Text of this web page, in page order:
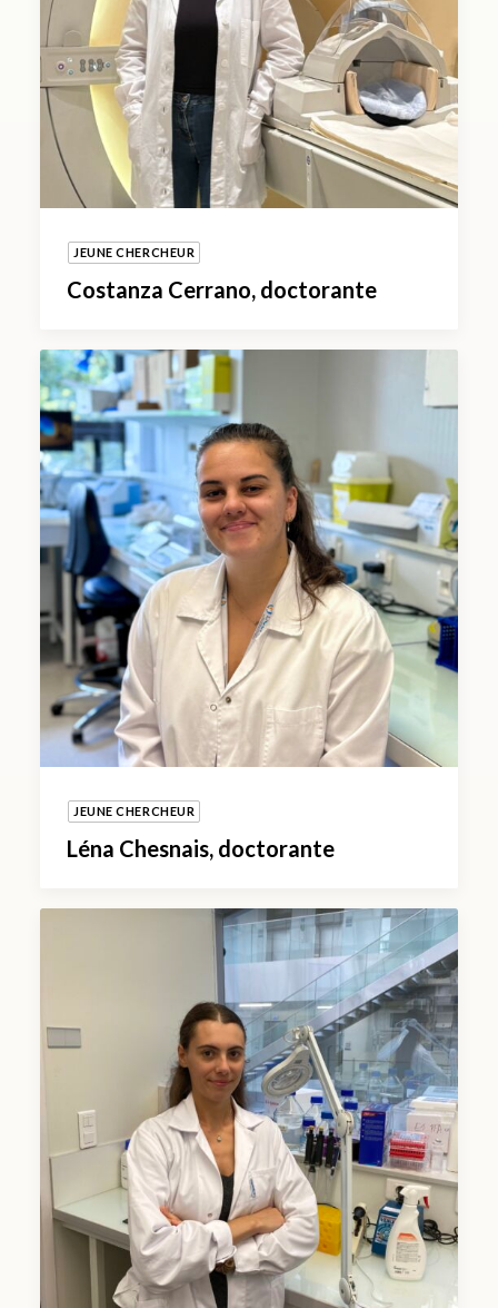
JEUNE CHERCHEUR
Costanza Cerrano, doctorante
JEUNE CHERCHEUR
Léna Chesnais, doctorante